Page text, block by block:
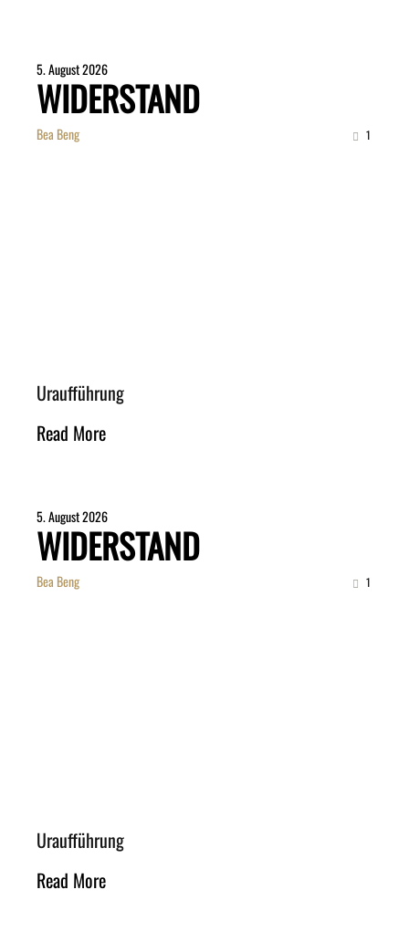
5. August 2026
WIDERSTAND
Bea Beng 1
Uraufführung
Read More
5. August 2026
WIDERSTAND
Bea Beng 1
Uraufführung
Read More